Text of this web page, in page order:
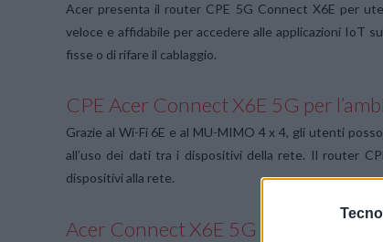
Acer presenta il router CPE 5G Connect X6E per
veloce e affidabile per accedere alle applicazioni IoT
fisse o di rifare il cablaggio.
CPE Acer Connect X6E 5G per
Grazie al Wi-Fi 6E e al MU-MIMO 4 x 4, gli utenti
all’uso dei dati tra i dispositivi della rete. Il router
dispositivi alla rete.
Acer Connect X6E 5G CPE per le